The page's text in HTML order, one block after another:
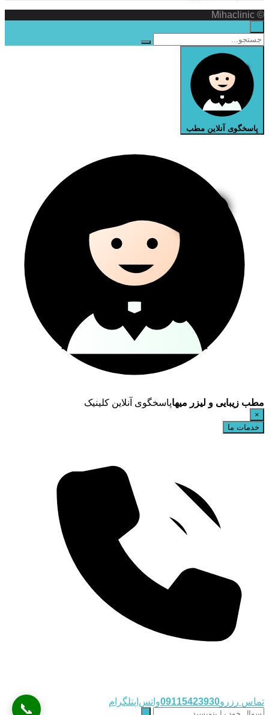
© Mihaclinic
📞
پاسخگوی آنلاین مطب
مطب زیبایی و لیزر میهاپاسخگوی آنلاین کلینیک
×
خدمات ما
تماس رزرو09115423930واتس‌اپتلگرام